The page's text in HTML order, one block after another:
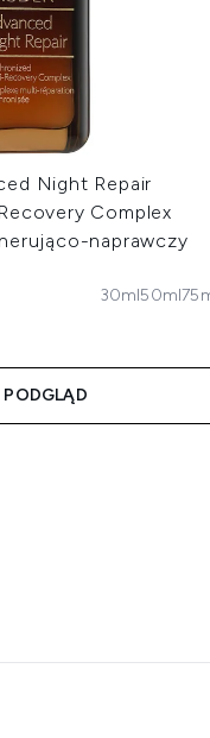
Night Repair
Complex
naprawczy
30ml50ml
PODGLĄD